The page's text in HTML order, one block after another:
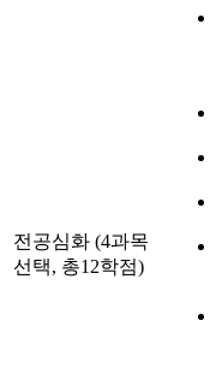
전공심화 (4과목
선택, 총12학점)